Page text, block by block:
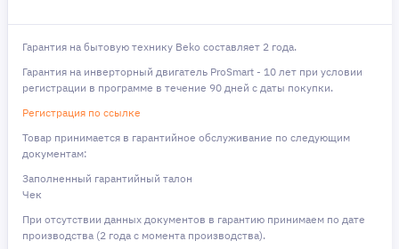
Гарантия на бытовую технику Beko составляет 2 года.
Гарантия на инверторный двигатель ProSmart - 10 лет при условии
регистрации в программе в течение 90 дней с даты покупки.
Регистрация по ссылке
Товар принимается в гарантийное обслуживание по следующим
документам:
Заполненный гарантийный талон
Чек
При отсутствии данных документов в гарантию принимаем по дате
производства (2 года с момента производства).